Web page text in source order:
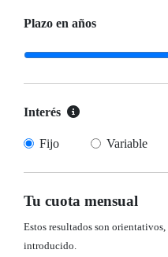
Plazo en años
Interés
Fijo Variable
Tu cuota mensual
Estos resultados son
introducido.